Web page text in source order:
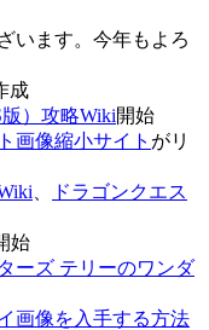
います。今年もよろ
成
）攻略Wiki開始
画像縮小サイト がリ
ドラゴンクエス
始
ーズ テリーのワンダ
画像を入手する方法